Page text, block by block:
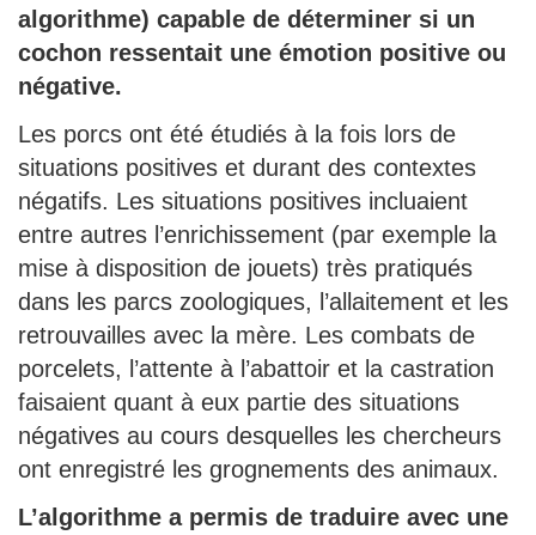
algorithme) capable de déterminer si un
cochon ressentait une émotion positive ou
négative.
Les porcs ont été étudiés à la fois lors de
situations positives et durant des contextes
négatifs. Les situations positives incluaient
entre autres l’enrichissement (par exemple la
mise à disposition de jouets) très pratiqués
dans les parcs zoologiques, l’allaitement et les
retrouvailles avec la mère. Les combats de
porcelets, l’attente à l’abattoir et la castration
faisaient quant à eux partie des situations
négatives au cours desquelles les chercheurs
ont enregistré les grognements des animaux.
L’algorithme a permis de traduire avec une